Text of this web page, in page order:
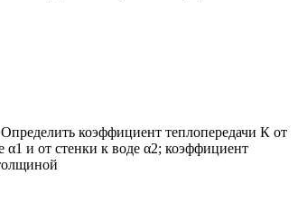
коэффициент теплопередачи К от
α1 и от стенки к воде α2; коэффициент